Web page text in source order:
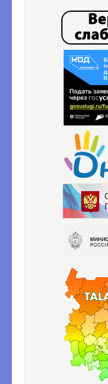
Функциональная
Наставничество
Финансовая